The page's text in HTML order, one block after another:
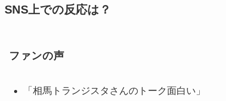
SNS上での反応は？
ファンの声
「相馬トランジスタさんのトーク面白い」